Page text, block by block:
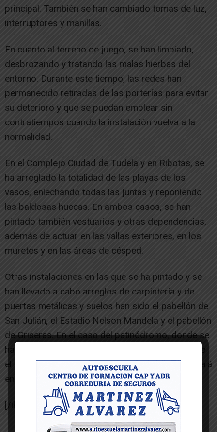
principal. También se han cambiado tomas de luz,
interruptores y manillas.
En cuanto al terreno de juego, se han limpiado,
desbrozando y tratando las malas hierbas del
entorno. Durante este tiempo, las redes han
permanecido retiradas de las porterías para evitar
su deterioro y que se puedan emplear sin
contratiempos cuando la instalación vuelva a la
normalidad.
En el Complejo Ciudad de Tudela y en Ribotas, se
ha arreglado la totalidad de las playas de los
vasos, enlechando todas las juntas y reponiendo
las baldosas huecas. En ambos casos, se han
pintado también vestuarios y otras dependencias,
además de actuar en las vallas exteriores, en los
muretes y en las áreas de césped.
Otras instalaciones en las que se ha pintado y se
han llevado a cabo arreglos de carpintería y de
puertas metálicas y suelos han sido el pabellón de
San Julián, el Estadio Nelson Mandela y el pabellón
de Griseras. En el caso del patinódromo, donde se
han arreglado zonas del vallado, queda pendiente
el pintado de la fachada exterior, que se acometerá
en verano.
[/ihc-hide-content]
-- Publicidad --